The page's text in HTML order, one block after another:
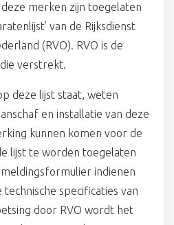
merken zijn toegelaten
van de Rijksdienst
(RVO). RVO is de
verstrekt.
deze lijst staat, weten
en installatie van deze
kunnen komen voor de
lijst te worden toegelaten
indienen
specificaties van
door RVO wordt het